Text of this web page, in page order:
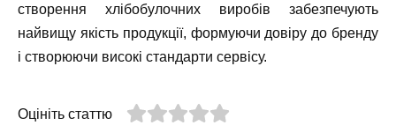
створення хлібобулочних виробів забезпечують
найвищу якість продукції, формуючи довіру до бренду
і створюючи високі стандарти сервісу.
Оцініть статтю